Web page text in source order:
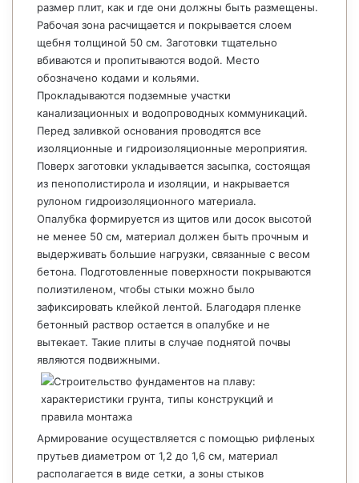
размер плит, как и где они должны быть размещены.
Рабочая зона расчищается и покрывается слоем
щебня толщиной 50 см. Заготовки тщательно
вбиваются и пропитываются водой. Место
обозначено кодами и кольями.
Прокладываются подземные участки
канализационных и водопроводных коммуникаций.
Перед заливкой основания проводятся все
изоляционные и гидроизоляционные мероприятия.
Поверх заготовки укладывается засыпка, состоящая
из пенополистирола и изоляции, и накрывается
рулоном гидроизоляционного материала.
Опалубка формируется из щитов или досок высотой
не менее 50 см, материал должен быть прочным и
выдерживать большие нагрузки, связанные с весом
бетона. Подготовленные поверхности покрываются
полиэтиленом, чтобы стыки можно было
зафиксировать клейкой лентой. Благодаря пленке
бетонный раствор остается в опалубке и не
вытекает. Такие плиты в случае поднятой почвы
являются подвижными.
Армирование осуществляется с помощью рифленых
прутьев диаметром от 1,2 до 1,6 см, материал
располагается в виде сетки, а зоны стыков